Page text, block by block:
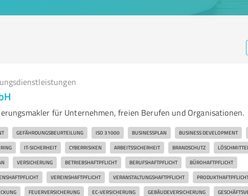
für Unternehmen, freien Berufen und Organisationen.
GEFÄHRDUNGSBEURTEILUNG ISO 31000 BUSINESSPLAN BUSINESS DEVELOPMENT
IT-SICHERHEIT CYBERRISIKEN ARBEITSSICHERHEIT BRANDSCHUTZ
VERSICHERUNG BETRIEBSHAFTPFLICHT BERUFSHAFTPFLICHT BÜROHAFTPFLICHT
VEREINSHAFTPFLICHT VERANSTALTUNGSHAFTPFLICHT
FEUERVERSICHERUNG EC-VERSICHERUNG GEBÄUDEVERSICHERUNG